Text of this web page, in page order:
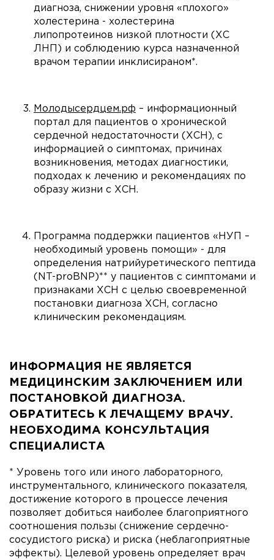
диагноза, снижении уровня «плохого»
холестерина - холестерина
липопротеинов низкой плотности (ХС
ЛНП) и соблюдению курса назначенной
врачом терапии инклисираном*.
Молодысердцем.рф – информационный
портал для пациентов о хронической
сердечной недостаточности (ХСН), с
информацией о симптомах, причинах
возникновения, методах диагностики,
подходах к лечению и рекомендациях по
образу жизни с ХСН.
Программа поддержки пациентов «НУП –
необходимый уровень помощи» - для
определения натрийуретического пептида
(NT-proBNP)** у пациентов с симптомами и
признаками ХСН с целью своевременной
постановки диагноза ХСН, согласно
клиническим рекомендациям.
ИНФОРМАЦИЯ НЕ ЯВЛЯЕТСЯ
МЕДИЦИНСКИМ ЗАКЛЮЧЕНИЕМ ИЛИ
ПОСТАНОВКОЙ ДИАГНОЗА.
ОБРАТИТЕСЬ К ЛЕЧАЩЕМУ ВРАЧУ.
НЕОБХОДИМА КОНСУЛЬТАЦИЯ
СПЕЦИАЛИСТА
* Уровень того или иного лабораторного,
инструментального, клинического показателя,
достижение которого в процессе лечения
позволяет добиться наиболее благоприятного
соотношения пользы (снижение сердечно-
сосудистого риска) и риска (неблагоприятные
эффекты). Целевой уровень определяет врач